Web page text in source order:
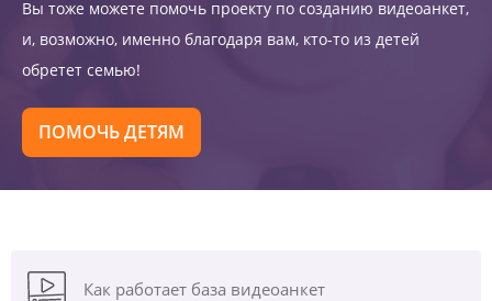
Вы тоже можете помочь проекту по созданию видеоанкет,
и, возможно, именно благодаря вам, кто-то из детей
обретет семью!
ПОМОЧЬ ДЕТЯМ
Как работает база видеоанкет